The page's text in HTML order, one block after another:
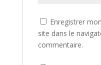
Enregistrer
site dans le
commentaire.